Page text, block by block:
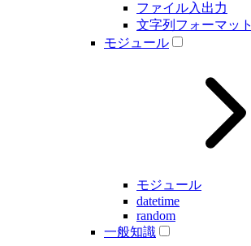
ファイル入出力
文字列フォーマット
モジュール
モジュール
datetime
random
一般知識